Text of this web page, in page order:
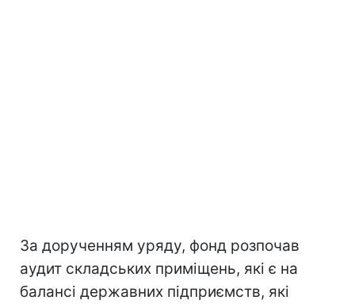
За дорученням уряду, фонд розпочав
аудит складських приміщень, які є на
балансі державних підприємств, які